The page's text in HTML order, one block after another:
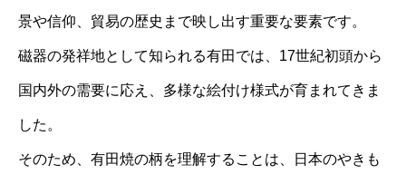
景や信仰、貿易の歴史まで映し出す重要な要素です。
磁器の発祥地として知られる有田では、17世紀初頭から
国内外の需要に応え、多様な絵付け様式が育まれてきま
した。
そのため、有田焼の柄を理解することは、日本のやきも